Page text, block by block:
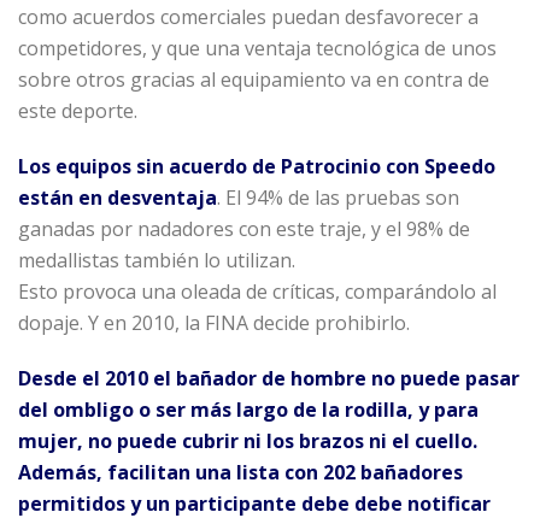
como acuerdos comerciales puedan desfavorecer a
competidores, y que una ventaja tecnológica de unos
sobre otros gracias al equipamiento va en contra de
este deporte.
Los equipos sin acuerdo de Patrocinio con Speedo
están en desventaja. El 94% de las pruebas son
ganadas por nadadores con este traje, y el 98% de
medallistas también lo utilizan.
Esto provoca una oleada de críticas, comparándolo al
dopaje. Y en 2010, la FINA decide prohibirlo.
Desde el 2010 el bañador de hombre no puede pasar
del ombligo o ser más largo de la rodilla, y para
mujer, no puede cubrir ni los brazos ni el cuello.
Además, facilitan una lista con 202 bañadores
permitidos y un participante debe debe notificar